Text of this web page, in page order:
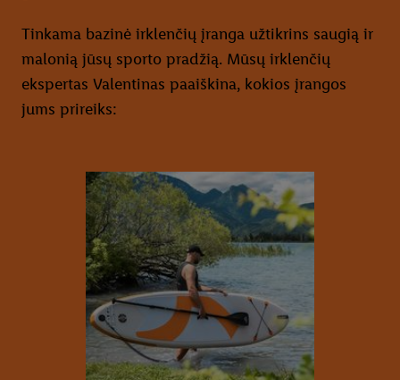
Tinkama bazinė irklenčių įranga užtikrins saugią ir
malonią jūsų sporto pradžią. Mūsų irklenčių
ekspertas Valentinas paaiškina, kokios įrangos
jums prireiks: